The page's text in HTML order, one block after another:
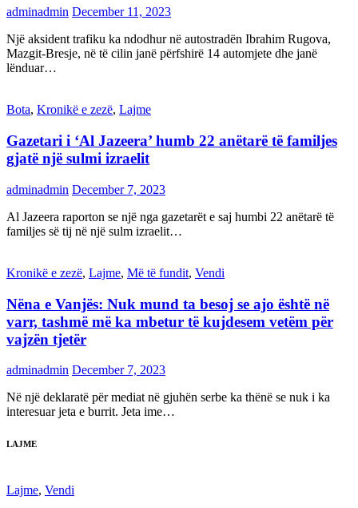
adminadmin December 11, 2023
Një aksident trafiku ka ndodhur në autostradën Ibrahim Rugova,
Mazgit-Bresje, në të cilin janë përfshirë 14 automjete dhe janë
lënduar…
Bota, Kronikë e zezë, Lajme
Gazetari i ‘Al Jazeera’ humb 22 anëtarë të familjes
gjatë një sulmi izraelit
adminadmin December 7, 2023
Al Jazeera raporton se një nga gazetarët e saj humbi 22 anëtarë të
familjes së tij në një sulm izraelit…
Kronikë e zezë, Lajme, Më të fundit, Vendi
Nëna e Vanjës: Nuk mund ta besoj se ajo është në
varr, tashmë më ka mbetur të kujdesem vetëm për
vajzën tjetër
adminadmin December 7, 2023
Në një deklaratë për mediat në gjuhën serbe ka thënë se nuk i ka
interesuar jeta e burrit. Jeta ime…
LAJME
Lajme, Vendi